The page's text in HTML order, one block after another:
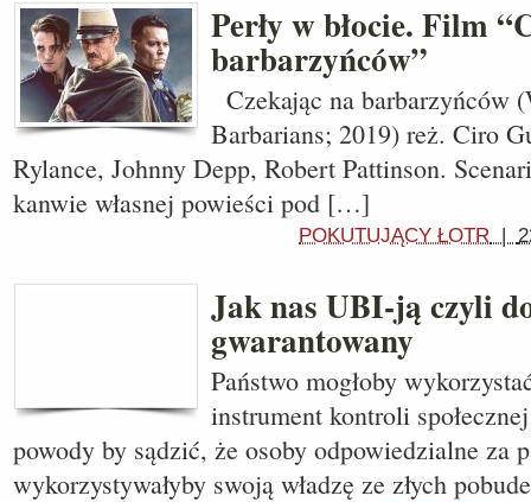
Perły w błocie. Film
barbarzyńców”
Czekając na barbarzyńców
Barbarians; 2019) reż. Ciro
Rylance, Johnny Depp, Robert Pattinson.
kanwie własnej powieści pod […]
POKUTUJĄCY ŁOTR |
Jak nas UBI-ją czyli
gwarantowany
Państwo mogłoby
instrument kontroli
powody by sądzić, że osoby odpowiedzialne za
wykorzystywałyby swoją władzę ze złych